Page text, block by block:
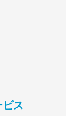
ビス